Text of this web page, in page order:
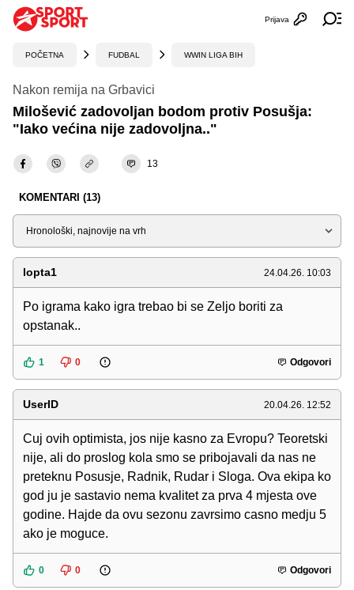
Otvori
Prijava
POČETNA FUDBAL WWIN LIGA BIH
Nakon remija na Grbavici
Milošević zadovoljan bodom protiv Posušja:
"Iako većina nije zadovoljna.."
13
KOMENTARI (13)
Sortiraj
lopta1 24.04.26. 10:03
Po igrama kako igra trebao bi se Zeljo boriti za
opstanak..
1 0 Odgovori
UserID 20.04.26. 12:52
Cuj ovih optimista, jos nije kasno za Evropu? Teoretski
nije, ali do proslog kola smo se pribojavali da nas ne
preteknu Posusje, Radnik, Rudar i Sloga. Ova ekipa ko
god ju je sastavio nema kvalitet za prva 4 mjesta ove
godine. Hajde da ovu sezonu zavrsimo casno medju 5
ako je moguce.
0 0 Odgovori